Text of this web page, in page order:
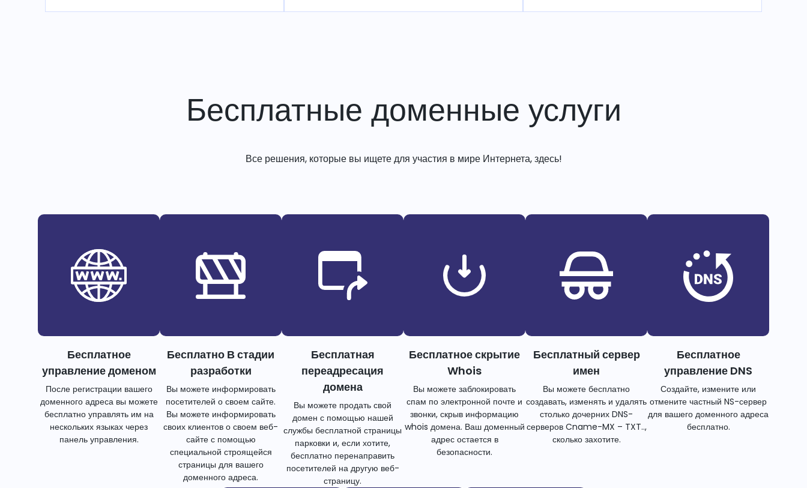
Бесплатные доменные услуги
Все решения, которые вы ищете для участия в мире Интернета, здесь!
Бесплатное
управление доменом
После регистрации вашего
доменного адреса вы можете
бесплатно управлять им на
нескольких языках через
панель управления.
Бесплатно В стадии
разработки
Вы можете информировать
посетителей о своем сайте.
Вы можете информировать
своих клиентов о своем веб-
сайте с помощью
специальной строящейся
страницы для вашего
доменного адреса.
Бесплатная
переадресация
домена
Вы можете продать свой
домен с помощью нашей
службы бесплатной страницы
парковки и, если хотите,
бесплатно перенаправить
посетителей на другую веб-
страницу.
Бесплатное скрытие
Whois
Вы можете заблокировать
спам по электронной почте и
звонки, скрыв информацию
whois домена. Ваш доменный
адрес остается в
безопасности.
Бесплатный сервер
имен
Вы можете бесплатно
создавать, изменять и удалять
столько дочерних DNS-
серверов Cname-MX – TXT..,
сколько захотите.
Бесплатное
управление DNS
Создайте, измените или
отмените частный NS-сервер
для вашего доменного адреса
бесплатно.